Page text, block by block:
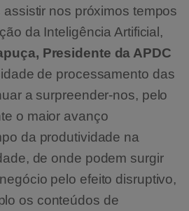
nos próximos tempos
da Inteligência Artificial,
Presidente da APDC
de processamento das
a surpreender-nos, pelo
o maior avanço
da produtividade na
de onde podem surgir
pelo efeito disruptivo,
os conteúdos de